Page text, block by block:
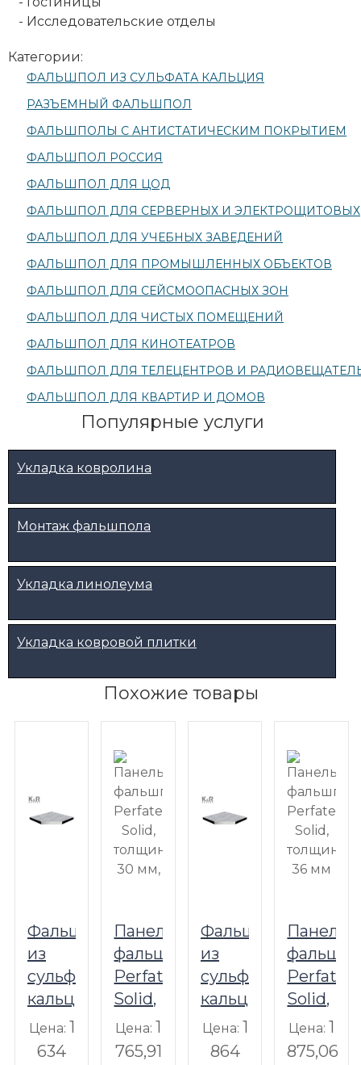
- Исследовательские отделы
Категории:
ФАЛЬШПОЛ ИЗ СУЛЬФАТА КАЛЬЦИЯ
РАЗЪЕМНЫЙ ФАЛЬШПОЛ
ФАЛЬШПОЛЫ С АНТИСТАТИЧЕСКИМ ПОКРЫТИЕМ
ФАЛЬШПОЛ РОССИЯ
ФАЛЬШПОЛ ДЛЯ ЦОД
ФАЛЬШПОЛ ДЛЯ СЕРВЕРНЫХ И ЭЛЕКТРОЩИТОВЫХ
ФАЛЬШПОЛ ДЛЯ УЧЕБНЫХ ЗАВЕДЕНИЙ
ФАЛЬШПОЛ ДЛЯ ПРОМЫШЛЕННЫХ ОБЪЕКТОВ
ФАЛЬШПОЛ ДЛЯ СЕЙСМООПАСНЫХ ЗОН
ФАЛЬШПОЛ ДЛЯ ЧИСТЫХ ПОМЕЩЕНИЙ
ФАЛЬШПОЛ ДЛЯ КИНОТЕАТРОВ
ФАЛЬШПОЛ ДЛЯ ТЕЛЕЦЕНТРОВ И
ФАЛЬШПОЛ ДЛЯ КВАРТИР И ДОМОВ
Популярные услуги
Укладка ковролина
Монтаж фальшпола
Укладка линолеума
Укладка ковровой плитки
Похожие товары
Фальшпол
из
сульфата
кальция
K&R
Design
Цена: 1
634
Панель
фальшпола
Perfaten
Solid,
толщина
30
Цена: 1
765,91
Фальшпол
из
сульфата
кальция
K&R
Design
Цена: 1
864
Панель
Perfaten
Solid,
толщина
36 мм
Цена: 1
875,06